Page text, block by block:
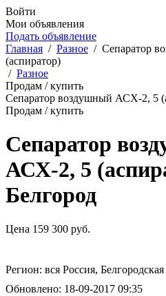
Войти
Мои объявления
Подать объявление
Главная / Разное / Сепаратор
(аспиратор)
/ Разное
Продам / купить
Сепаратор воздушный АСХ-2, 5
Продам / купить
Сепаратор
АСХ-2, 5
Белгород
Цена 159 300 руб.
Регион: вся Россия,
Обновлено: 18-09-2017 09:35